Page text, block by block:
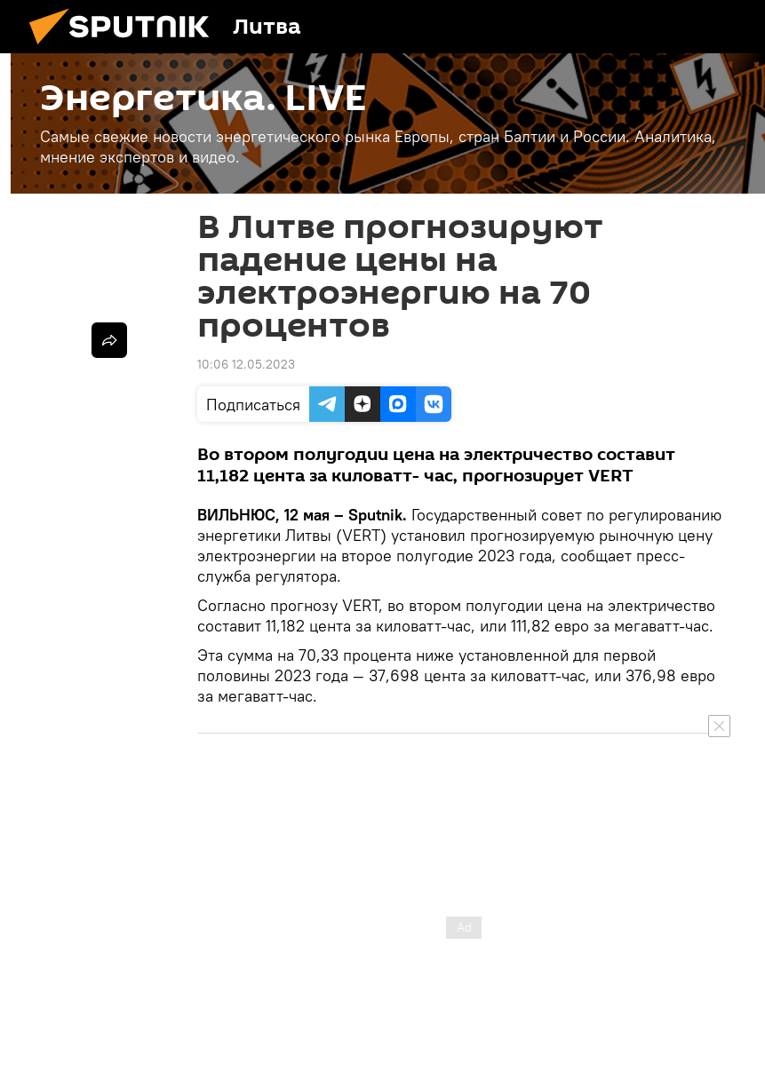
Литва
Энергетика. LIVE
Самые свежие новости энергетического рынка Европы, стран Балтии и России. Аналитика,
мнение экспертов и видео.
В Литве прогнозируют
падение цены на
электроэнергию на 70
процентов
10:06 12.05.2023
Подписаться
Во втором полугодии цена на электричество составит
11,182 цента за киловатт- час, прогнозирует VERT
ВИЛЬНЮС, 12 мая – Sputnik. Государственный совет по регулированию
энергетики Литвы (VERT) установил прогнозируемую рыночную цену
электроэнергии на второе полугодие 2023 года, сообщает пресс-
служба регулятора.
Согласно прогнозу VERT, во втором полугодии цена на электричество
составит 11,182 цента за киловатт-час, или 111,82 евро за мегаватт-час.
Эта сумма на 70,33 процента ниже установленной для первой
половины 2023 года — 37,698 цента за киловатт-час, или 376,98 евро
за мегаватт-час.